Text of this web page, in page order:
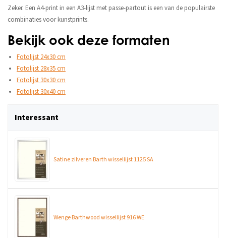
Zeker. Een A4-print in een A3-lijst met passe-partout is een van de populairste
combinaties voor kunstprints.
Bekijk ook deze formaten
Fotolijst 24x30 cm
Fotolijst 28x35 cm
Fotolijst 30x30 cm
Fotolijst 30x40 cm
Interessant
Satine zilveren Barth wissellijst 1125 SA
Wenge Barthwood wissellijst 916 WE